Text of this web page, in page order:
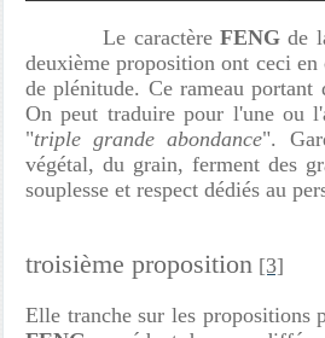
Le caractère FENGde
deuxième proposition ont ceci
de plénitude. Ce rameau
On peut traduire pour l'une ou
"triple grande abondance".
végétal, du grain, ferment des
souplesse et respect dédiés au
troisième proposition [3]
Elle tranche sur les propositions